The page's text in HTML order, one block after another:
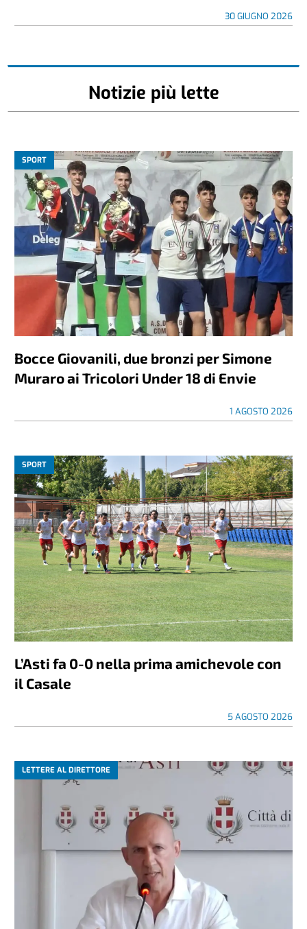
30 GIUGNO 2026
Notizie più lette
SPORT
Bocce Giovanili, due bronzi per Simone
Muraro ai Tricolori Under 18 di Envie
1 AGOSTO 2026
SPORT
L’Asti fa 0-0 nella prima amichevole con
il Casale
5 AGOSTO 2026
LETTERE AL DIRETTORE